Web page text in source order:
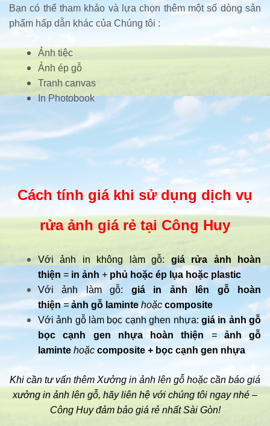
Bạn có thể tham khảo và lựa chọn thêm một số dòng sản
phẩm hấp dẫn khác của Chúng tôi :
Ảnh tiệc
Ảnh ép gỗ
Tranh canvas
In Photobook
Cách tính giá khi sử dụng dịch vụ
rửa ảnh giá rẻ tại Công Huy
Với ảnh in không làm gỗ: giá rửa ảnh hoàn
thiện = in ảnh + phủ hoặc ép lụa hoặc plastic
Với ảnh làm gỗ: giá in ảnh lên gỗ hoàn
thiện=ảnh gỗ lamintehoặccomposite
Với ảnh gỗ làm bọc cạnh ghen nhựa: giá in ảnh gỗ
bọc cạnh gen nhựa hoàn thiện = ảnh gỗ
laminte hoặc composite + bọc cạnh gen nhựa
Khi cần tư vấn thêm Xưởng in ảnh lên gỗ hoặc cần báo giá
xưởng in ảnh lên gỗ, hãy liên hệ với chúng tôi ngay nhé –
Công Huy đảm bảo giá rẻ nhất Sài Gòn!